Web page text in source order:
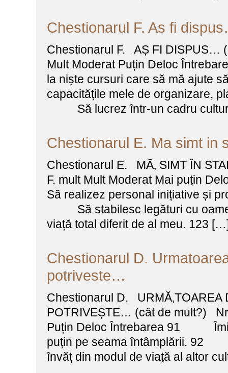
Chestionarul F. As fi
Chestionarul F. AȘ FI DISPUS…
Mult Moderat Puțin Deloc
la niște cursuri care să mă ajute
capacitățile mele de organizare,
Să lucrez într-un cadru
Chestionarul E. Ma simt in
Chestionarul E. MĂ‚ SIMT ÎN
F. mult Mult Moderat Mai puțin
Să realizez personal inițiative și
Să stabilesc legături cu
viață total diferit de al meu. 123
Chestionarul D.
potriveste…
Chestionarul D. URMĂ‚TOAREA
POTRIVEȘTE… (cât de mult?)
Puțin Deloc Întrebarea 91 Îmi
puțin pe seama întâmplării. 92
învăț din modul de viață al altor